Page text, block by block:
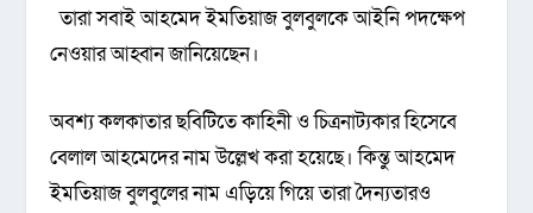
তারা সবাই আহমেদ ইমতিয়াজ বুলবুলকে আইনি পদক্ষেপ
নেওয়ার আহ্বান জানিয়েছেন।
অবশ্য কলকাতার ছবিটিতে কাহিনী ও চিত্রনাট্যকার হিসেবে
বেলাল আহমেদের নাম উল্লেখ করা হয়েছে। কিন্তু আহমেদ
ইমতিয়াজ বুলবুলের নাম এড়িয়ে গিয়ে তারা দৈন্যতারও